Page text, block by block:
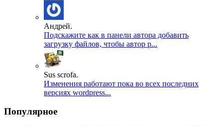
Андрей.
Подскажите как в панели автора добавить
загрузку файлов, чтобы автор р...
Sus scrofa.
Изменения работают пока во всех последних
версиях wordpress...
Популярное